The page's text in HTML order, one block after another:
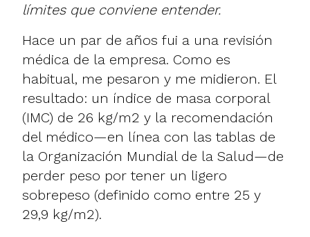
límites que conviene entender.
Hace un par de años fui a una revisión
médica de la empresa. Como es
habitual, me pesaron y me midieron. El
resultado: un índice de masa corporal
(IMC) de 26 kg/m2 y la recomendación
del médico—en línea con las tablas de
la Organización Mundial de la Salud—de
perder peso por tener un ligero
sobrepeso (definido como entre 25 y
29,9 kg/m2).